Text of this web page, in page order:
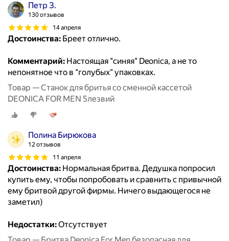
Петр З.
130 отзывов
14 апреля
Достоинства: Бреет отлично.
Комментарий: Настоящая "синяя" Deonica, а не то
непонятное что в "голубых" упаковках.
Товар — Станок для бритья со сменной кассетой
DEONICA FOR MEN 5лезвий
Полина Бирюкова
12 отзывов
11 апреля
Достоинства: Нормальная бритва. Дедушка попросил
купить ему, чтобы попробовать и сравнить с привычной
ему бритвой другой фирмы. Ничего выдающегося не
заметил)
Недостатки:Отсутствует